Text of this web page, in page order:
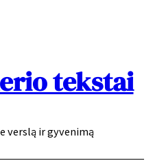
tekstai
verslą ir gyvenimą